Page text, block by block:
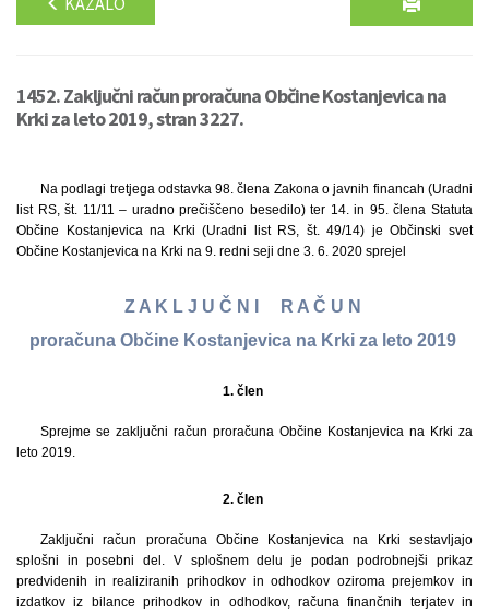
1452. Zaključni račun proračuna Občine Kostanjevica na
Krki za leto 2019, stran 3227.
Na podlagi tretjega odstavka 98. člena Zakona o javnih financah (Uradni
list RS, št. 11/11 – uradno prečiščeno besedilo) ter 14. in 95. člena Statuta
Občine Kostanjevica na Krki (Uradni list RS, št. 49/14) je Občinski svet
Občine Kostanjevica na Krki na 9. redni seji dne 3. 6. 2020 sprejel
Z A K L J U Č N I R A Č U N
proračuna Občine Kostanjevica na Krki za leto 2019
1. člen
Sprejme se zaključni račun proračuna Občine Kostanjevica na Krki za
leto 2019.
2. člen
Zaključni račun proračuna Občine Kostanjevica na Krki sestavljajo
splošni in posebni del. V splošnem delu je podan podrobnejši prikaz
predvidenih in realiziranih prihodkov in odhodkov oziroma prejemkov in
izdatkov iz bilance prihodkov in odhodkov, računa finančnih terjatev in